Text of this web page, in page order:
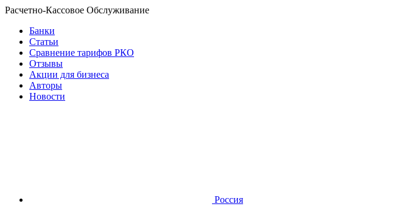
Расчетно-Кассовое Обслуживание
Банки
Статьи
Сравнение тарифов РКО
Отзывы
Акции для бизнеса
Авторы
Новости
Россия